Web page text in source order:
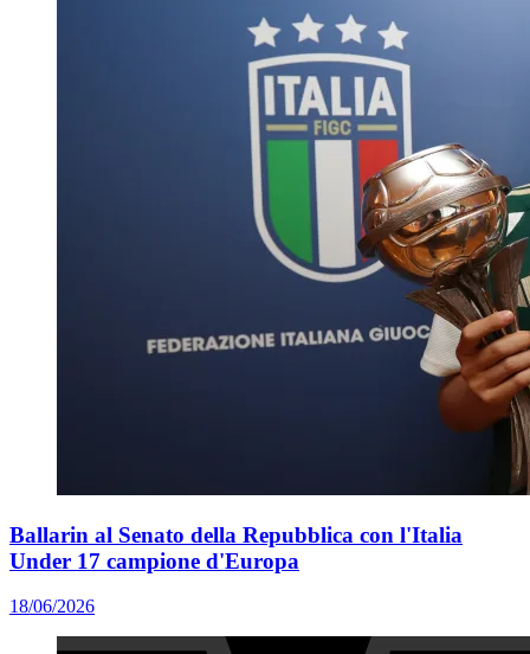
Ballarin al Senato della Repubblica con l'Italia
Under 17 campione d'Europa
18/06/2026